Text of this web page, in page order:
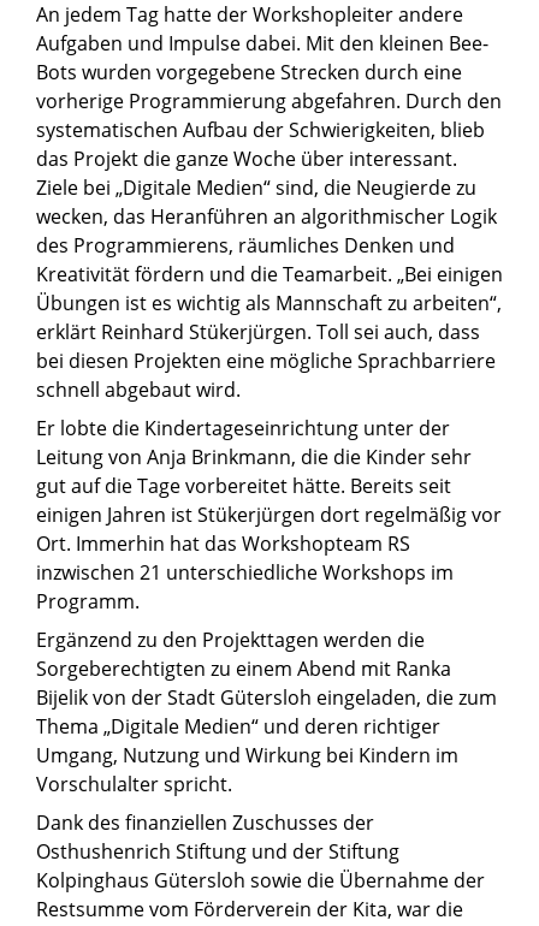
An jedem Tag hatte der Workshopleiter andere
Aufgaben und Impulse dabei. Mit den kleinen Bee-
Bots wurden vorgegebene Strecken durch eine
vorherige Programmierung abgefahren. Durch den
systematischen Aufbau der Schwierigkeiten, blieb
das Projekt die ganze Woche über interessant.
Ziele bei „Digitale Medien“ sind, die Neugierde zu
wecken, das Heranführen an algorithmischer Logik
des Programmierens, räumliches Denken und
Kreativität fördern und die Teamarbeit. „Bei einigen
Übungen ist es wichtig als Mannschaft zu arbeiten“,
erklärt Reinhard Stükerjürgen. Toll sei auch, dass
bei diesen Projekten eine mögliche Sprachbarriere
schnell abgebaut wird.
Er lobte die Kindertageseinrichtung unter der
Leitung von Anja Brinkmann, die die Kinder sehr
gut auf die Tage vorbereitet hätte. Bereits seit
einigen Jahren ist Stükerjürgen dort regelmäßig vor
Ort. Immerhin hat das Workshopteam RS
inzwischen 21 unterschiedliche Workshops im
Programm.
Ergänzend zu den Projekttagen werden die
Sorgeberechtigten zu einem Abend mit Ranka
Bijelik von der Stadt Gütersloh eingeladen, die zum
Thema „Digitale Medien“ und deren richtiger
Umgang, Nutzung und Wirkung bei Kindern im
Vorschulalter spricht.
Dank des finanziellen Zuschusses der
Osthushenrich Stiftung und der Stiftung
Kolpinghaus Gütersloh sowie die Übernahme der
Restsumme vom Förderverein der Kita, war die